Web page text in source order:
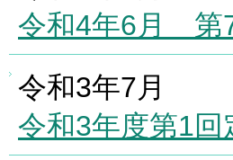
令和4年6月 第
令和3年7月
令和3年度第1